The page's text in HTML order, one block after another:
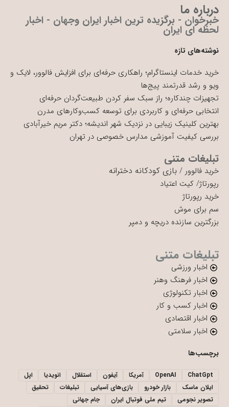
درباره ما
خبرخوان - برگزیده ترین اخبار ایران وجهان - اخبار
لحظه ای ایران
نوشته‌های تازه
خرید خدمات اینستاگرام؛ راهکاری حرفه‌ای برای افزایش فالوور، لایک و
ویو و رشد قدرتمند پیج‌ها
تجهیزات چندکاره؛ راز سبک سفر کردن طبیعت‌گردان حرفه‌ای
انتخابی حرفه‌ای و کاربردی برای توسعه کسب‌وکارهای مدرن
بهترین کلینیک زیبایی در نزدیک شهر اندیشه؛ دکتر مریم خیرآبادی
بررسی کیفیت آموزشی مدارس خصوصی در تهران
تبلیغات متنی
خرید فالوور / بازی کودکانه دخترانه
رپورتاژ/ کیت اعتیاد
خرید رپورتاژ
سم برای موش
بزرگترین سازنده دریچه و دمپر
تبلیغات متنی
اخبار ورزشی
اخبار فرهنگ وهنر
اخبار تکنولوژی
اخبار کسب و کار
اخبار اقتصادی
اخبار سلامتی
برچسب‌ها
ChatGpt
OpenAI آمریکا آیفون استقلال انویدیا
اپل
ایلان ماسک
بازار خودرو بازی‌های آسیایی تبلیغات
تحقیق
تصویر نجومی
تیم ملی فوتبال ایران جام جهانی